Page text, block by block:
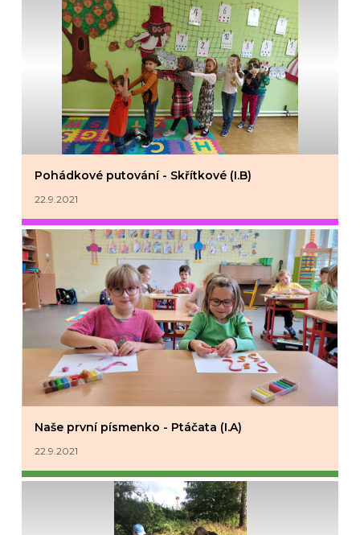
Pohádkové putování - Skřítkové (I.B)
22.9.2021
Naše první písmenko - Ptáčata (I.A)
22.9.2021